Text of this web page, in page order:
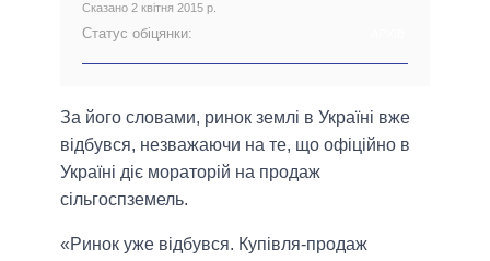
Сказано 2 квітня 2015 р.
Статус обіцянки:
За його словами, ринок землі в Україні вже
відбувся, незважаючи на те, що офіційно в
Україні діє мораторій на продаж
сільгоспземель.
«Ринок уже відбувся. Купівля-продаж